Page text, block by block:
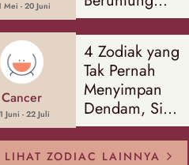
Mei - 20 Juni
Sepanjang
Agustus 2026
Cancer
Juni - 22 Juli
4 Zodiak yang
Tak Pernah
Menyimpan
Dendam, Si
Paling Mudah
Memaafkan!
LIHAT ZODIAC LAINNYA